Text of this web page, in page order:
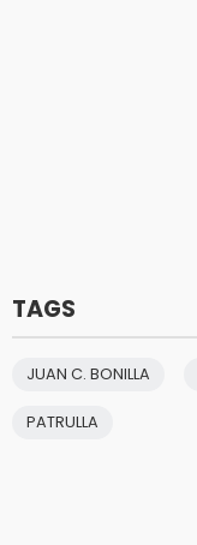
TAGS
JUAN C. BONILLA
PATRULLA